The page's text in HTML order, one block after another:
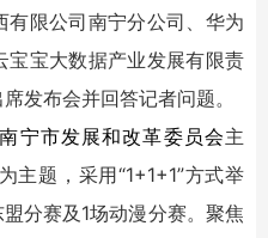
限公司南宁分公司、华为
宝宝大数据产业发展有限责
发布会并回答记者问题。
南宁市发展和改革委员会主
主题，采用“1+1+1”方式举
分赛及1场动漫分赛。聚焦